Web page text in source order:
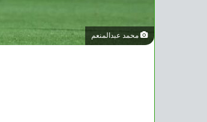
محمد عبدالمنعم